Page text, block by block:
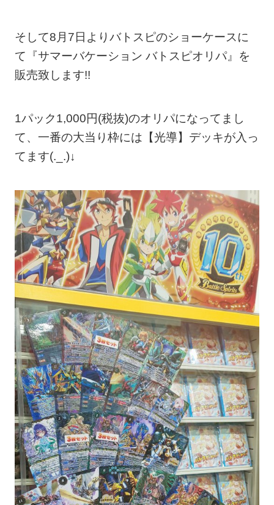
そして8月7日よりバトスピのショーケースに
て『サマーバケーション バトスピオリパ』を
販売致します!!
1パック1,000円(税抜)のオリパになってまし
て、一番の大当り枠には【光導】デッキが入っ
てます(._.)↓